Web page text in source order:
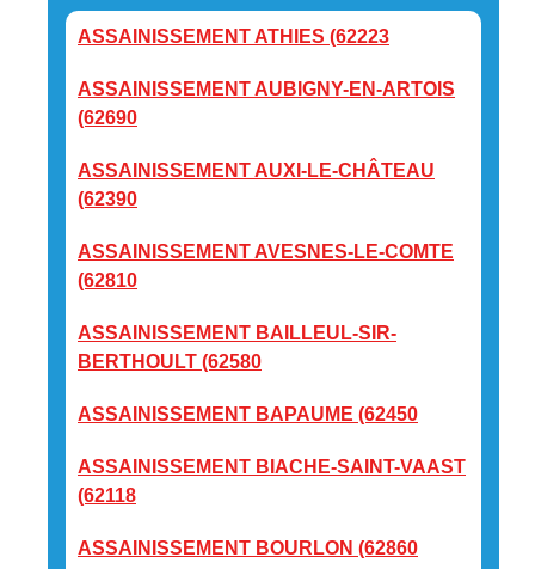
ASSAINISSEMENT ATHIES (62223
ASSAINISSEMENT AUBIGNY-EN-ARTOIS
(62690
ASSAINISSEMENT AUXI-LE-CHÂTEAU
(62390
ASSAINISSEMENT AVESNES-LE-COMTE
(62810
ASSAINISSEMENT BAILLEUL-SIR-
BERTHOULT (62580
ASSAINISSEMENT BAPAUME (62450
ASSAINISSEMENT BIACHE-SAINT-VAAST
(62118
ASSAINISSEMENT BOURLON (62860